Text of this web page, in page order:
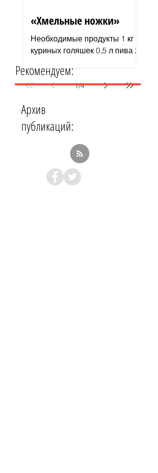
«Хмельные ножки»
Необходимые продукты 1 кг
куриных голяшек 0,5 л пива 2–
курицы соль и перец по вкусу
1 пачка изюма (200 г )...
1/4
Рекомендуем:
Архив
публикаций: